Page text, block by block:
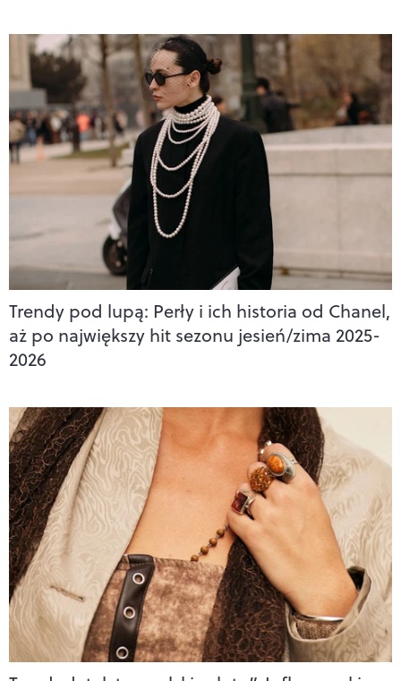
Trendy pod lupą: Perły i ich historia od Chanel,
aż po największy hit sezonu jesień/zima 2025-
2026​